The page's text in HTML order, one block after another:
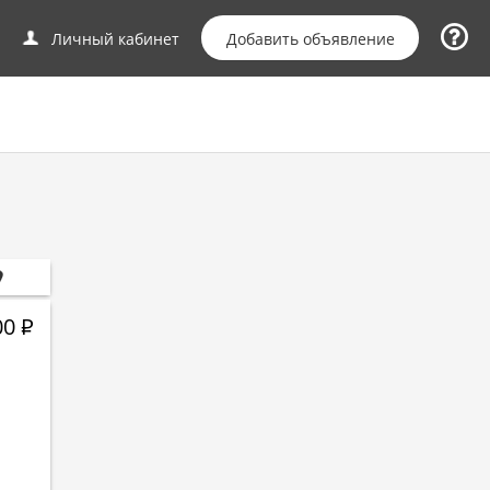
Личный кабинет Добавить объявление
Р